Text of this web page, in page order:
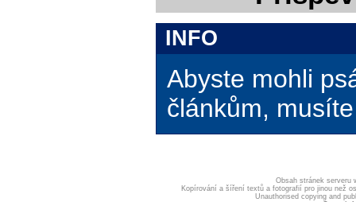
INFO
Abyste mohli
článkům,
Obsah stránek serveru
Kopírování a šíření textů a fotografií pro jinou než
Unauthorised copying and